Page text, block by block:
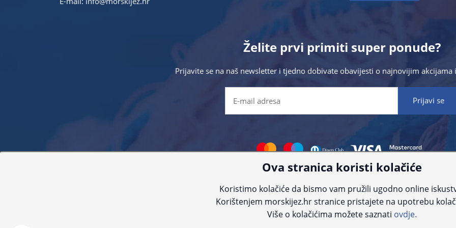
Želite prvi primiti super ponude?
Prijavite se na naš newsletter i tjedno dobivate obavijesti o najnovijim akcijama
proizvoda. Za najažurnije informacije kontaktirajte nas putem telefona:+385 23 231 761ili e-
© Morski jež 2022
Ova stranica koristi kolačiće
Koristimo kolačiće da bismo vam pružili ugodno online
Korištenjem morskijez.hr stranice pristajete na upotrebu
Više o kolačićima možete saznati ovdje.